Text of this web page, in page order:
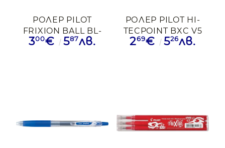
РОЛЕР PILOT
FRIXION BALL BL-
FR7-G ЗЛН
300€ 587лв.
РОЛЕР PILOT HI-
TECPOINT BXC V5
GRIP ЧРН
269€ 526лв.